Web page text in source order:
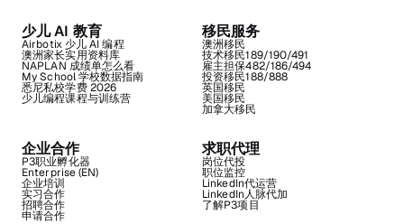
少儿 AI 教育
Airbotix 少儿 AI 编程
澳洲家长实用资料库
NAPLAN 成绩单怎么看
My School 学校数据指南
悉尼私校学费 2026
少儿编程课程与训练营
移民服务
澳洲移民
技术移民189/190/491
雇主担保482/186/494
投资移民188/888
英国移民
美国移民
加拿大移民
企业合作
P3职业孵化器
Enterprise (EN)
企业培训
实习合作
招聘合作
申请合作
求职代理
岗位代投
职位监控
LinkedIn代运营
LinkedIn人脉代加
了解P3项目